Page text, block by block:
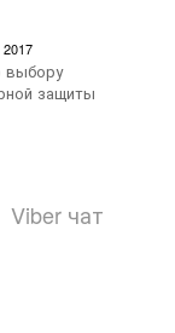
выбору
защиты
Viber чат